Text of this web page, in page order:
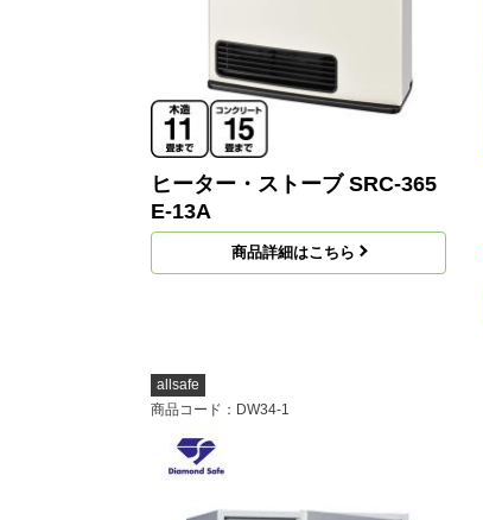
ヒーター・ストーブ SRC-365
E-13A
商品詳細はこちら
allsafe
商品コード ：DW34-1